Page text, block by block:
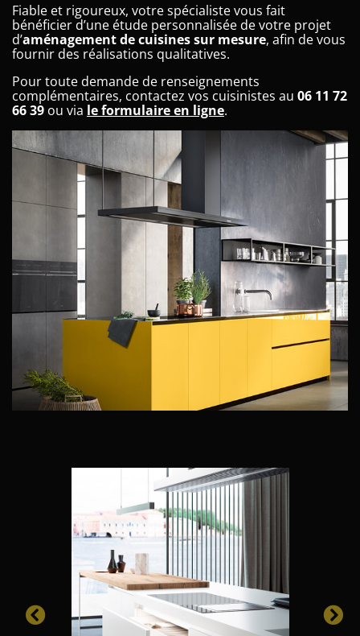
Fiable et rigoureux, votre spécialiste vous fait
bénéficier d’une étude personnalisée de votre projet
d’aménagement de cuisines sur mesure, afin de vous
fournir des réalisations qualitatives.
Pour toute demande de renseignements
complémentaires, contactez vos cuisinistes au 06 11 72
66 39 ou via le formulaire en ligne.